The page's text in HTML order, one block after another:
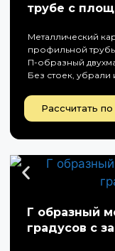
трубе с
Металлический
профильной
П-образный
Без стоек, убрали
Рассчитать
Г образный
градусов с